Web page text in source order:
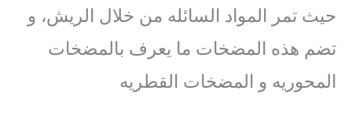
حيث تمر المواد السائله من خلال الريش، و
تضم هذه المضخات ما يعرف بالمضخات
المحوريه و المضخات القطريه